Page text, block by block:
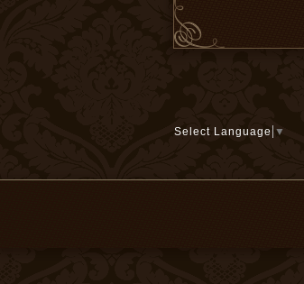
Select Language ▼